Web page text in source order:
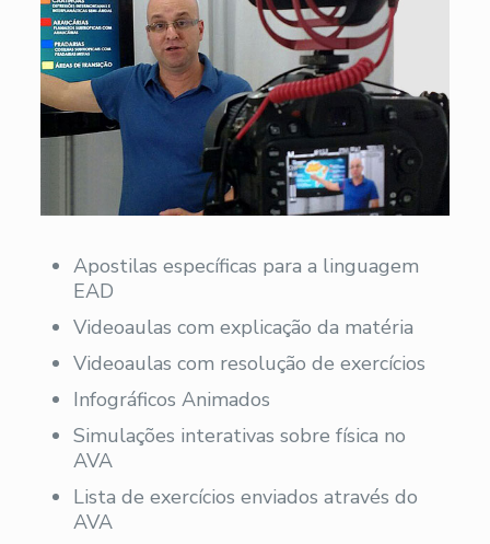
Apostilas específicas para a linguagem
EAD
Videoaulas com explicação da matéria
Videoaulas com resolução de exercícios
Infográficos Animados
Simulações interativas sobre física no
AVA
Lista de exercícios enviados através do
AVA